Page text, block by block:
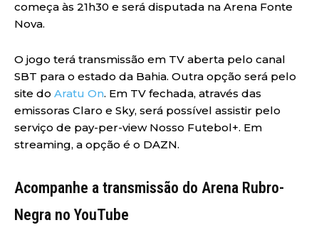
começa às 21h30 e será disputada na Arena Fonte
Nova.
O jogo terá transmissão em TV aberta pelo canal
SBT para o estado da Bahia. Outra opção será pelo
site do Aratu On. Em TV fechada, através das
emissoras Claro e Sky, será possível assistir pelo
serviço de pay-per-view Nosso Futebol+. Em
streaming, a opção é o DAZN.
Acompanhe a transmissão do Arena Rubro-
Negra no YouTube